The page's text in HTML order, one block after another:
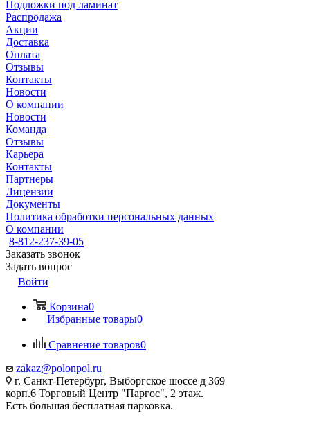
Подложки под ламинат
Распродажа
Акции
Доставка
Оплата
Отзывы
Контакты
Новости
О компании
Новости
Команда
Отзывы
Карьера
Контакты
Партнеры
Лицензии
Документы
Политика обработки персональных данных
О компании
8-812-237-39-05
Заказать звонок
Задать вопрос
Войти
Корзина0
Избранные товары0
Сравнение товаров0
zakaz@polonpol.ru
г. Санкт-Петербург, Выборгское шоссе д 369
корп.6 Торговый Центр "Паргос", 2 этаж.
Есть большая бесплатная парковка.